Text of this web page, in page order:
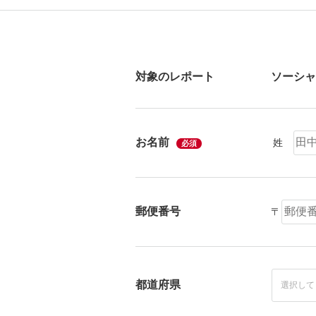
対象のレポート
お名前 必須 姓
郵便番号 〒
都道府県